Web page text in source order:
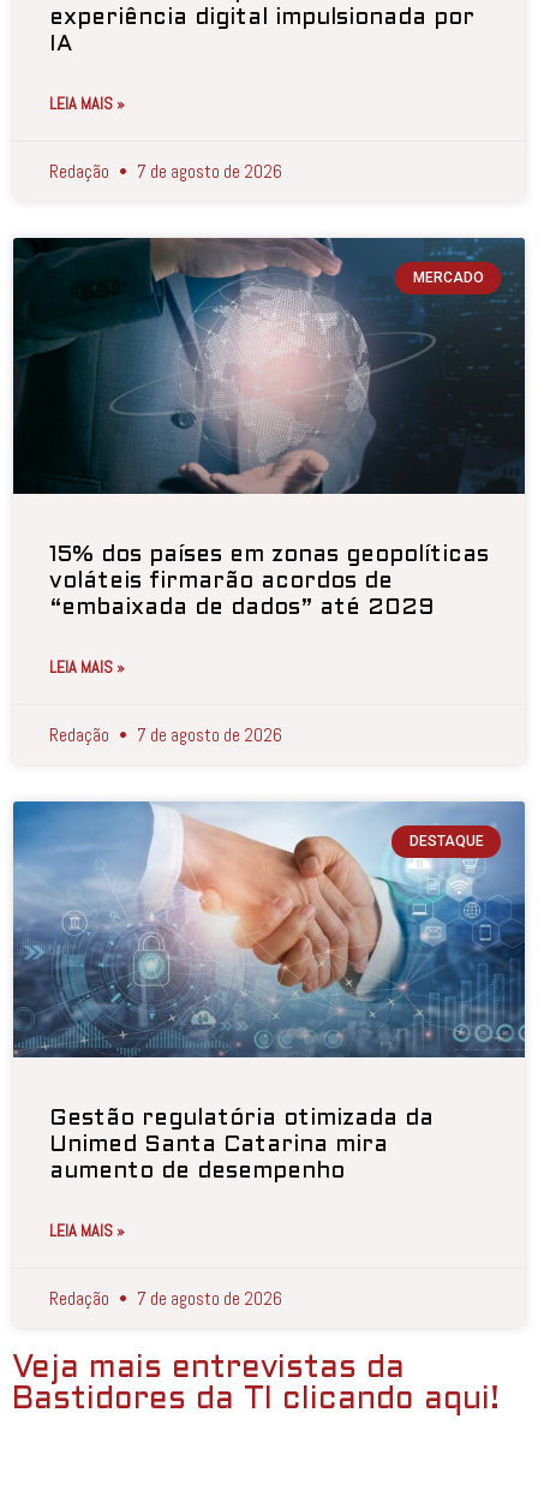
experiência digital impulsionada por
IA
LEIA MAIS »
Redação 7 de agosto de 2026
MERCADO
15% dos países em zonas geopolíticas
voláteis firmarão acordos de
“embaixada de dados” até 2029
LEIA MAIS »
Redação 7 de agosto de 2026
DESTAQUE
Gestão regulatória otimizada da
Unimed Santa Catarina mira
aumento de desempenho
LEIA MAIS »
Redação 7 de agosto de 2026
Veja mais entrevistas da
Bastidores da TI clicando aqui!